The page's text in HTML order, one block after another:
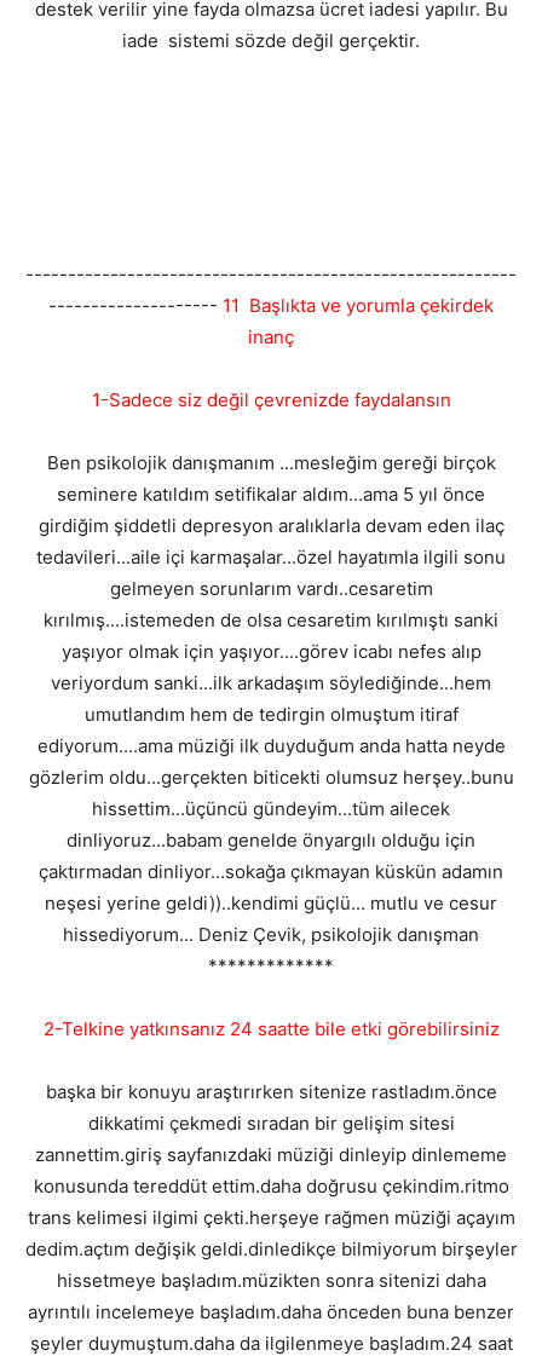
destek verilir yine fayda olmazsa ücret iadesi yapılır. Bu
iade sistemi sözde değil gerçektir.
----------------------------------------------------------
-------------------- 11 Başlıkta ve yorumla çekirdek
inanç
1-Sadece siz değil çevrenizde faydalansın
Ben psikolojik danışmanım ...mesleğim gereği birçok
seminere katıldım setifikalar aldım...ama 5 yıl önce
girdiğim şiddetli depresyon aralıklarla devam eden ilaç
tedavileri...aile içi karmaşalar...özel hayatımla ilgili sonu
gelmeyen sorunlarım vardı..cesaretim
kırılmış....istemeden de olsa cesaretim kırılmıştı sanki
yaşıyor olmak için yaşıyor....görev icabı nefes alıp
veriyordum sanki...ilk arkadaşım söylediğinde...hem
umutlandım hem de tedirgin olmuştum itiraf
ediyorum....ama müziği ilk duyduğum anda hatta neyde
gözlerim oldu...gerçekten biticekti olumsuz herşey..bunu
hissettim...üçüncü gündeyim...tüm ailecek
dinliyoruz...babam genelde önyargılı olduğu için
çaktırmadan dinliyor...sokağa çıkmayan küskün adamın
neşesi yerine geldi))..kendimi güçlü... mutlu ve cesur
hissediyorum... Deniz Çevik, psikolojik danışman
*************
2-Telkine yatkınsanız 24 saatte bile etki görebilirsiniz
başka bir konuyu araştırırken sitenize rastladım.önce
dikkatimi çekmedi sıradan bir gelişim sitesi
zannettim.giriş sayfanızdaki müziği dinleyip dinlememe
konusunda tereddüt ettim.daha doğrusu çekindim.ritmo
trans kelimesi ilgimi çekti.herşeye rağmen müziği açayım
dedim.açtım değişik geldi.dinledikçe bilmiyorum birşeyler
hissetmeye başladım.müzikten sonra sitenizi daha
ayrıntılı incelemeye başladım.daha önceden buna benzer
şeyler duymuştum.daha da ilgilenmeye başladım.24 saat